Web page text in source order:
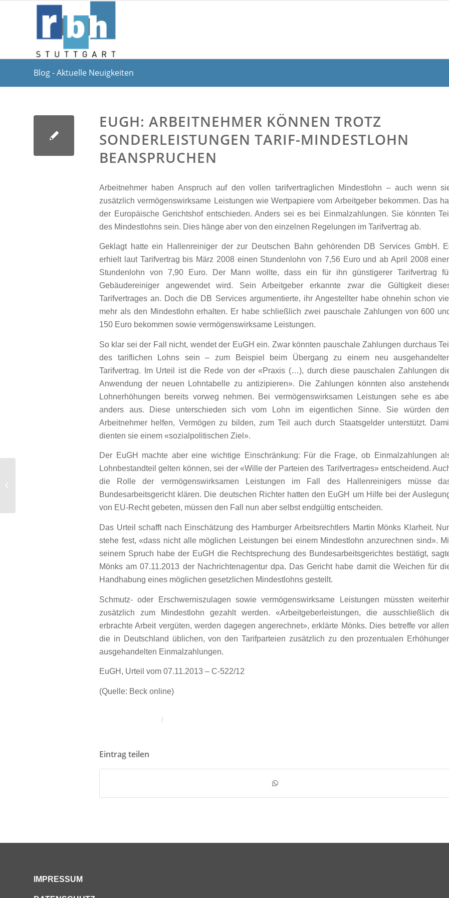
Blog - Aktuelle Neuigkeiten
EUGH: ARBEITNEHMER KÖNNEN TROTZ
SONDERLEISTUNGEN TARIF-MINDESTLOHN
BEANSPRUCHEN
Arbeitnehmer haben Anspruch auf den vollen tarifvertraglichen Mindestlohn – auch wenn
zusätzlich vermögenswirksame Leistungen wie Wertpapiere vom Arbeitgeber bekommen. Das
der Europäische Gerichtshof entschieden. Anders sei es bei Einmalzahlungen. Sie könnten Teil
des Mindestlohns sein. Dies hänge aber von den einzelnen Regelungen im Tarifvertrag ab.
Geklagt hatte ein Hallenreiniger der zur Deutschen Bahn gehörenden DB Services GmbH.
erhielt laut Tarifvertrag bis März 2008 einen Stundenlohn von 7,56 Euro und ab April 2008
Stundenlohn von 7,90 Euro. Der Mann wollte, dass ein für ihn günstigerer Tarifvertrag
Gebäudereiniger angewendet wird. Sein Arbeitgeber erkannte zwar die Gültigkeit
Tarifvertrages an. Doch die DB Services argumentierte, ihr Angestellter habe ohnehin schon viel
mehr als den Mindestlohn erhalten. Er habe schließlich zwei pauschale Zahlungen von 600
150 Euro bekommen sowie vermögenswirksame Leistungen.
So klar sei der Fall nicht, wendet der EuGH ein. Zwar könnten pauschale Zahlungen durchaus Teil
des tariflichen Lohns sein – zum Beispiel beim Übergang zu einem neu
Tarifvertrag. Im Urteil ist die Rede von der «Praxis (…), durch diese pauschalen Zahlungen
Anwendung der neuen Lohntabelle zu antizipieren». Die Zahlungen könnten also
Lohnerhöhungen bereits vorweg nehmen. Bei vermögenswirksamen Leistungen sehe es
anders aus. Diese unterschieden sich vom Lohn im eigentlichen Sinne. Sie würden
Arbeitnehmer helfen, Vermögen zu bilden, zum Teil auch durch Staatsgelder unterstützt.
dienten sie einem «sozialpolitischen Ziel».
Der EuGH machte aber eine wichtige Einschränkung: Für die Frage, ob Einmalzahlungen
Lohnbestandteil gelten können, sei der «Wille der Parteien des Tarifvertrages» entscheidend.
die Rolle der vermögenswirksamen Leistungen im Fall des Hallenreinigers müsse
Bundesarbeitsgericht klären. Die deutschen Richter hatten den EuGH um Hilfe bei der
von EU-Recht gebeten, müssen den Fall nun aber selbst endgültig entscheiden.
Das Urteil schafft nach Einschätzung des Hamburger Arbeitsrechtlers Martin Mönks Klarheit.
stehe fest, «dass nicht alle möglichen Leistungen bei einem Mindestlohn anzurechnen sind».
seinem Spruch habe der EuGH die Rechtsprechung des Bundesarbeitsgerichtes bestätigt,
Mönks am 07.11.2013 der Nachrichtenagentur dpa. Das Gericht habe damit die Weichen für
Handhabung eines möglichen gesetzlichen Mindestlohns gestellt.
Schmutz- oder Erschwerniszulagen sowie vermögenswirksame Leistungen müssten
zusätzlich zum Mindestlohn gezahlt werden. «Arbeitgeberleistungen, die ausschließlich
erbrachte Arbeit vergüten, werden dagegen angerechnet», erklärte Mönks. Dies betreffe vor
die in Deutschland üblichen, von den Tarifparteien zusätzlich zu den prozentualen
ausgehandelten Einmalzahlungen.
EuGH, Urteil vom 07.11.2013 – C-522/12
(Quelle: Beck online)
/
Eintrag teilen
IMPRESSUM
Gefahrübergangsklausel eines